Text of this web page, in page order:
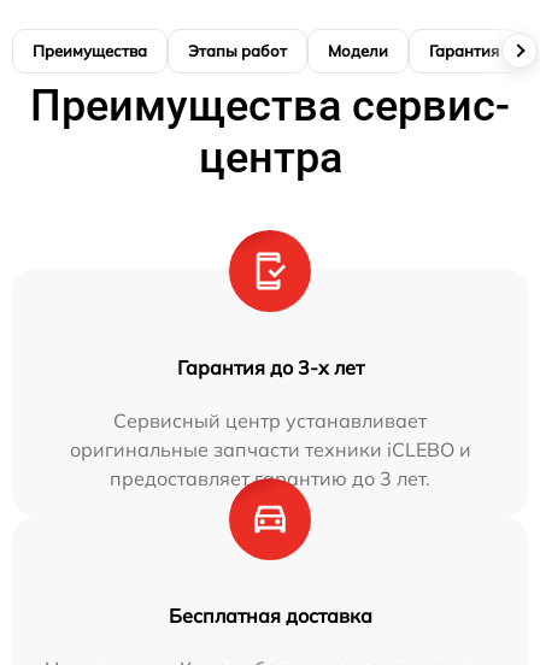
Преимущества Этапы работ Модели Гарантия
Преимущества сервис-
центра
Гарантия до 3-х лет
Сервисный центр устанавливает
оригинальные запчасти техники iCLEBO и
предоставляет гарантию до 3 лет.
Бесплатная доставка